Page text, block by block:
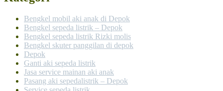
Bengkel mobil aki anak di Depok
Bengkel sepeda listrik – Depok
Bengkel sepeda listrik Rizki molis
Bengkel skuter panggilan di depok
Depok
Ganti aki sepeda listrik
Jasa service mainan aki anak
Pasang aki sepedalistrik – Depok